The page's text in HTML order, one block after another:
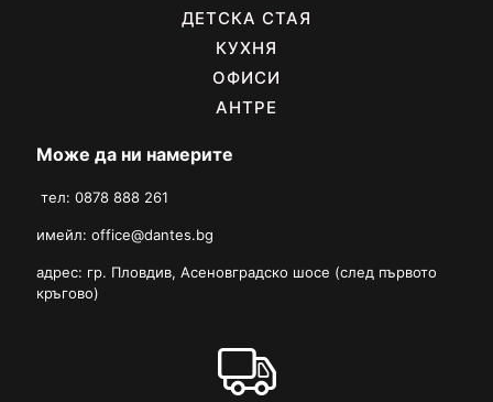
ДЕТСКА СТАЯ
КУХНЯ
ОФИСИ
АНТРЕ
Може да ни намерите
тел: 0878 888 261
имейл: office@dantes.bg
адрес: гр. Пловдив, Асеновградско шосе (след първото
кръгово)